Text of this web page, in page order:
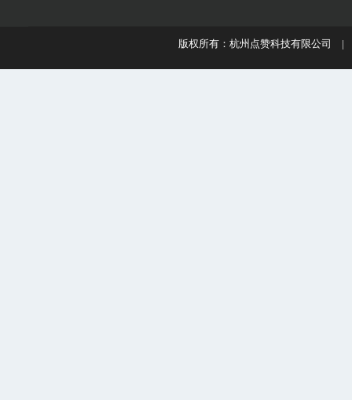
版权所有：杭州点赞科技有限公司